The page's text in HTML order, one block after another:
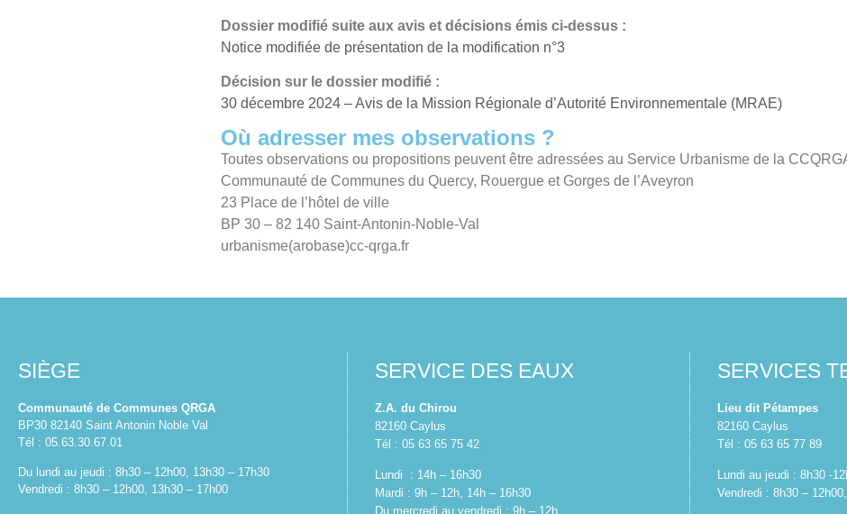
Dossier modifié suite aux avis et décisions émis ci-dessus :
Notice modifiée de présentation de la modification n°3
Décision sur le dossier modifié :
30 décembre 2024 – Avis de la Mission Régionale d’Autorité Environnementale (MRAE)
Où adresser mes observations ?
Toutes observations ou propositions peuvent être adressées au Service Urbanisme de la
Communauté de Communes du Quercy, Rouergue et Gorges de l’Aveyron
23 Place de l’hôtel de ville
BP 30 – 82 140 Saint-Antonin-Noble-Val
urbanisme(arobase)cc-qrga.fr
SIÈGE
Communauté de Communes QRGA
BP30 82140 Saint Antonin Noble Val
Tél : 05.63.30.67.01
Du lundi au jeudi : 8h30 – 12h00, 13h30 – 17h30
Vendredi : 8h30 – 12h00, 13h30 – 17h00
SERVICE DES EAUX
Z.A. du Chirou
82160 Caylus
Tél : 05 63 65 75 42
Lundi : 14h – 16h30
Mardi : 9h – 12h, 14h – 16h30
Du mercredi au vendredi : 9h – 12h
SERVICES
Lieu dit Pétampes
82160 Caylus
Tél : 05 63 65 77 89
Lundi au jeudi : 8h30 -
Vendredi : 8h30 –